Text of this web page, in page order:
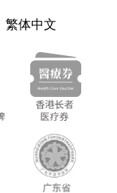
繁体中文